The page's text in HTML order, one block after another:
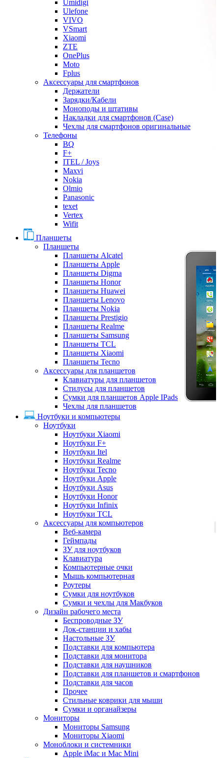
Umidigi
Ulefone
VIVO
VSmart
Xiaomi
ZTE
OnePlus
Moto
Fplus
Аксессуары для смартфонов
Держатели
Зарядки/Кабели
Моноподы и штативы
Накладки для смартфонов (Case)
Чехлы для смартфонов оригинальные
Телефоны
BQ
F+
ITEL / Joys
Maxvi
Nokia
Olmio
Panasonic
texet
Vertex
Wifit
Планшеты
Планшеты
Планшеты Alcatel
Планшеты Apple
Планшеты Digma
Планшеты Honor
Планшеты Huawei
Планшеты Lenovo
Планшеты Nokia
Планшеты Prestigio
Планшеты Realme
Планшеты Samsung
Планшеты TCL
Планшеты Xiaomi
Планшеты Tecno
Аксессуары для планшетов
Клавиатуры для планшетов
Стилусы для планшетов
Сумки для планшетов Apple IPads
Чехлы для планшетов
Ноутбуки и компьютеры
Ноутбуки
Ноутбуки Xiaomi
Ноутбуки F+
Ноутбуки Itel
Ноутбуки Realme
Ноутбуки Tecno
Ноутбуки Apple
Ноутбуки Asus
Ноутбуки Honor
Ноутбуки Infinix
Ноутбуки TCL
Аксессуары для компьютеров
Веб-камера
Геймпады
ЗУ для ноутбуков
Клавиатура
Компьютерные очки
Мышь компьютерная
Роутеры
Сумки для ноутбуков
Сумки и чехлы для Макбуков
Дизайн рабочего места
Беспроводные ЗУ
Док-станции и хабы
Настольные ЗУ
Подставки для компьютера
Подставки для монитора
Подставки для наушников
Подставки для планшетов и смартфонов
Подставки для часов
Прочее
Стильные коврики для мыши
Сумки и органайзеры
Мониторы
Мониторы Samsung
Мониторы Xiaomi
Моноблоки и системники
Apple iMac и Mac Mini